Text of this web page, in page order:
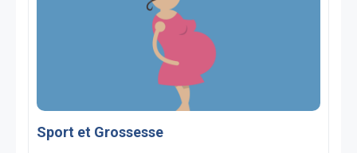
Sport et Grossesse